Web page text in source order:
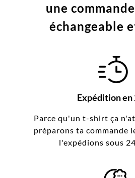
une commande
échangeable
Expédition en
Parce qu'un t-shirt ça
préparons ta commande
l'expédions sous